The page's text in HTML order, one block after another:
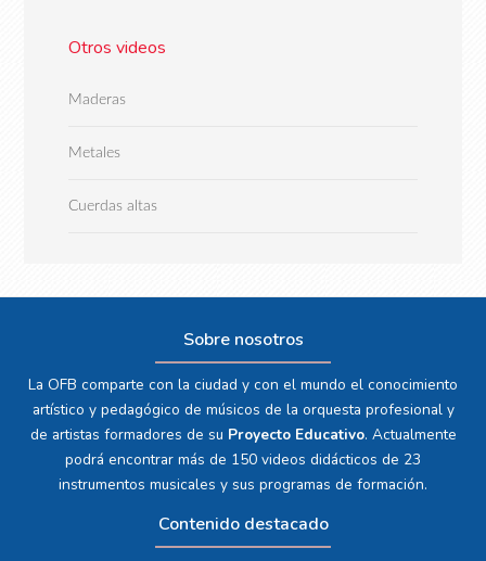
Otros videos
Maderas
Metales
Cuerdas altas
Sobre nosotros
La OFB comparte con la ciudad y con el mundo el conocimiento
artístico y pedagógico de músicos de la orquesta profesional y
de artistas formadores de su Proyecto Educativo. Actualmente
podrá encontrar más de 150 videos didácticos de 23
instrumentos musicales y sus programas de formación.
Contenido destacado